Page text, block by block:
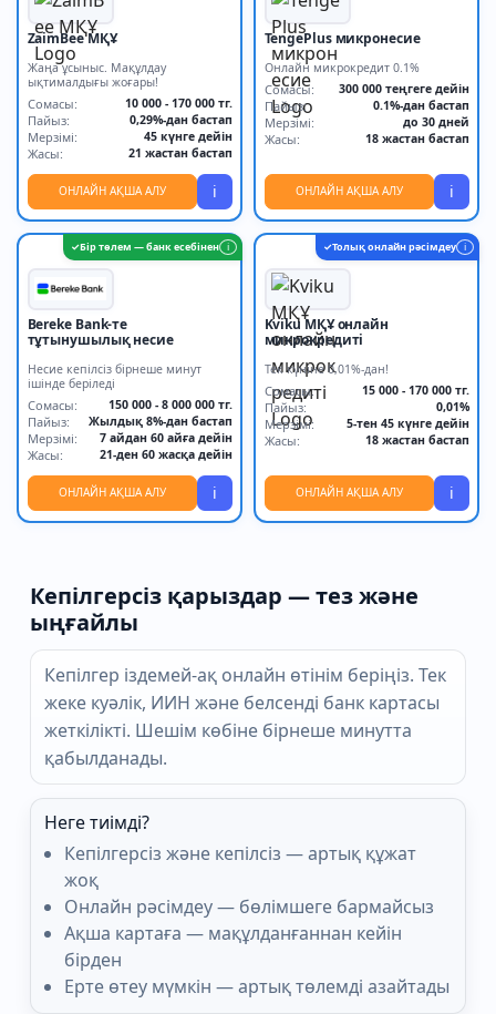
ZaimBee МҚҰ
Жаңа ұсыныс. Мақұлдау
ықтималдығы жоғары!
Сомасы: 10 000 - 170 000 тг.
Пайыз: 0,29%-дан бастап
Мерзімі: 45 күнге дейін
Жасы: 21 жастан бастап
ОНЛАЙН АҚША АЛУ i
TengePlus микронесие
Онлайн микрокредит 0.1%
Сомасы: 300 000 теңгеге дейін
Пайыз: 0.1%-дан бастап
Мерзімі: до 30 дней
Жасы: 18 жастан бастап
ОНЛАЙН АҚША АЛУ i
✓Бір төлем — банк есебінен i
Bereke Bank-те
тұтынушылық несие
Несие кепілсіз бірнеше минут
ішінде беріледі
Сомасы: 150 000 - 8 000 000 тг.
Пайыз: Жылдық 8%-дан бастап
Мерзімі: 7 айдан 60 айға дейін
Жасы: 21-ден 60 жасқа дейін
ОНЛАЙН АҚША АЛУ i
✓Толық онлайн рәсімдеу i
Kviku МҚҰ онлайн
микрокредиті
Тек күніне 0,01%-дан!
Сомасы: 15 000 - 170 000 тг.
Пайыз: 0,01%
Мерзімі: 5-тен 45 күнге дейін
Жасы: 18 жастан бастап
ОНЛАЙН АҚША АЛУ i
Кепілгерсіз қарыздар — тез және
ыңғайлы
Кепілгер іздемей-ақ онлайн өтінім беріңіз. Тек
жеке куәлік, ИИН және белсенді банк картасы
жеткілікті. Шешім көбіне бірнеше минутта
қабылданады.
Неге тиімді?
Кепілгерсіз және кепілсіз — артық құжат
жоқ
Онлайн рәсімдеу — бөлімшеге бармайсыз
Ақша картаға — мақұлданғаннан кейін
бірден
Ерте өтеу мүмкін — артық төлемді азайтады